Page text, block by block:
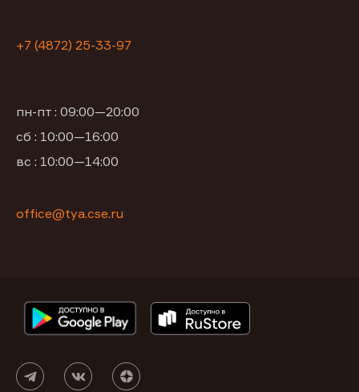
+7 (4872) 25-33-97
пн-пт : 09:00—20:00
сб : 10:00—16:00
вс : 10:00—14:00
office@tya.cse.ru